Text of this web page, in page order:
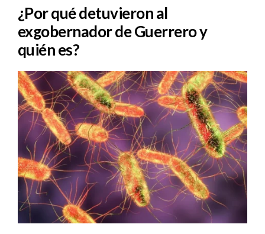
¿Por qué detuvieron al
exgobernador de Guerrero y
quién es?